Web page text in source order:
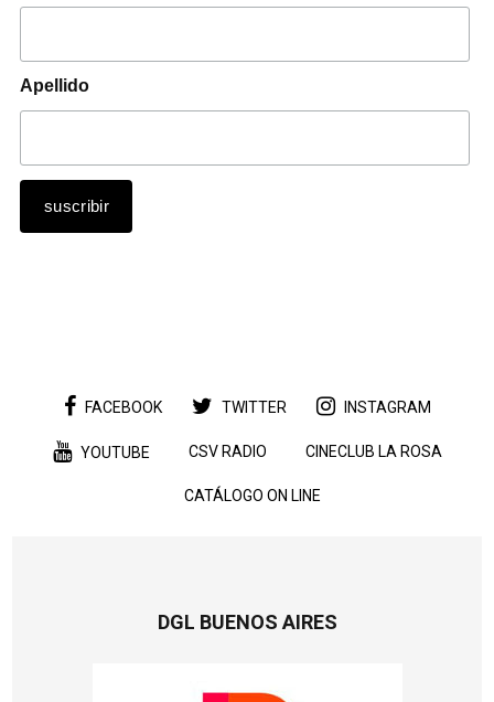
Apellido
FACEBOOK TWITTER INSTAGRAM
YOUTUBE CSV RADIO CINECLUB LA ROSA
CATÁLOGO ON LINE
DGL BUENOS AIRES